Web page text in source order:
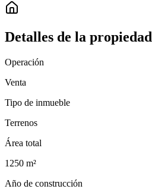
Detalles de la propiedad
Operación
Venta
Tipo de inmueble
Terrenos
Área total
1250 m²
Año de construcción